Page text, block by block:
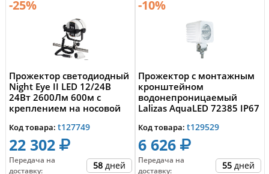
-25%
Прожектор светодиодный
Night Eye II LED 12/24В
24Вт 2600Лм 600м с
креплением на носовой
Код товара: t127749
22 302
Передача на
доставку: 58 дней
-10%
Прожектор с монтажным
кронштейном
водонепроницаемый
Lalizas AquaLED 72385 IP67
Код товара: t129529
6 626
Передача на
доставку: 55 дней